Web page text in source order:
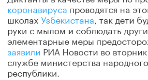
коронавируса проводятся на
школах Узбекистана, так дети
руки с мылом и соблюдать
элементарные меры
заявили РИА Новости во
службе министерства
республики.